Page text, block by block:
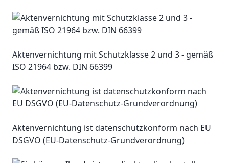
Aktenvernichtung mit Schutzklasse 2 und 3 - gemäß
ISO 21964 bzw. DIN 66399
Aktenvernichtung ist datenschutzkonform nach EU
DSGVO (EU-Datenschutz-Grundverordnung)